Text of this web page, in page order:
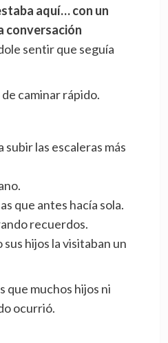
aquí… con un
conversación
sentir que seguía
caminar rápido.
las escaleras más
que antes hacía sola.
recuerdos.
hijos la visitaban un
que muchos hijos ni
ocurrió.